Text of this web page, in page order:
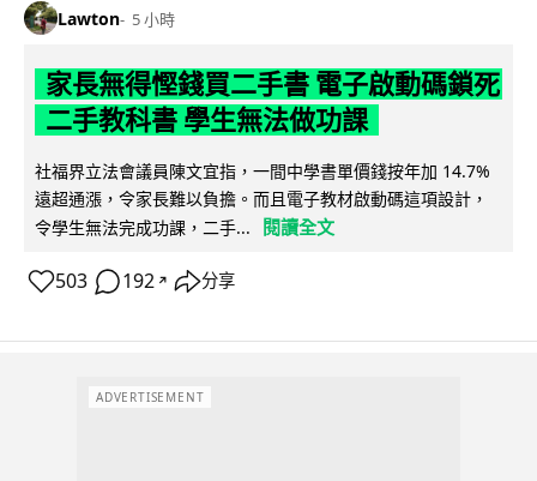
Lawton 5 小時
家長無得慳錢買二手書 電子啟動碼鎖死
二手教科書 學生無法做功課
社福界立法會議員陳文宜指，一間中學書單價錢按年加 14.7%
遠超通漲，令家長難以負擔。而且電子教材啟動碼這項設計，
令學生無法完成功課，二手...
閱讀全文
503 192 ↗ 分享
ADVERTISEMENT